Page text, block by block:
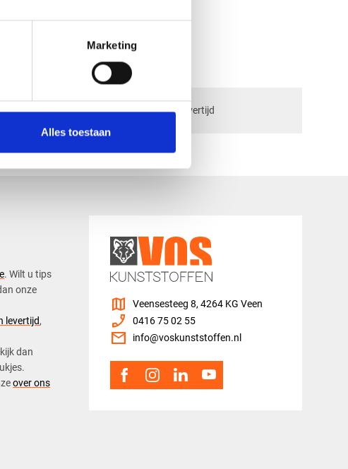
Marketing
Alles toestaan
check_circle2-5dagen levertijd
. Wilt u tips
onze
levertijd,
dan
over ons
map Veensesteeg 8, 4264 KG Veen
phone_enabled 0416 75 02 55
mail info@voskunststoffen.nl